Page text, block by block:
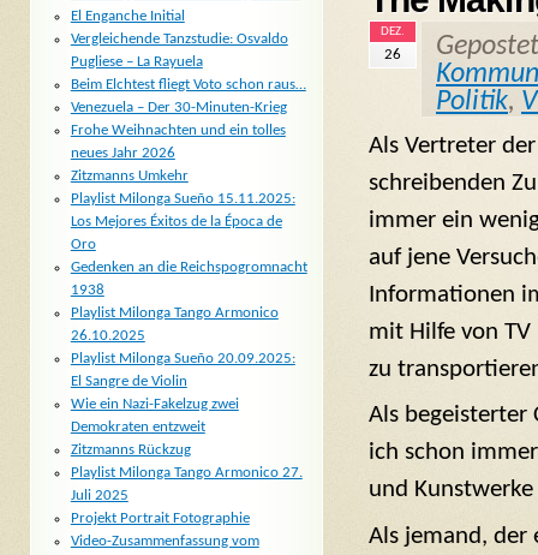
DEZ.
26
Politik,
Als Vertreter der
schreibenden
immer ein
auf jene
Informationen
mit Hilfe von TV
zu
Als begeisterter
ich schon
und
Als jemand, der
El Enganche Initial
Vergleichende Tanzstudie: Osvaldo
Pugliese – La Rayuela
Beim Elchtest fliegt Voto schon raus…
Venezuela – Der 30-Minuten-Krieg
Frohe Weihnachten und ein tolles
neues Jahr 2026
Zitzmanns Umkehr
Playlist Milonga Sueño 15.11.2025:
Los Mejores Éxitos de la Época de
Oro
Gedenken an die Reichspogromnacht
1938
Playlist Milonga Tango Armonico
26.10.2025
Playlist Milonga Sueño 20.09.2025:
El Sangre de Violin
Wie ein Nazi-Fakelzug zwei
Demokraten entzweit
Zitzmanns Rückzug
Playlist Milonga Tango Armonico 27.
Juli 2025
Projekt Portrait Fotographie
Video-Zusammenfassung vom